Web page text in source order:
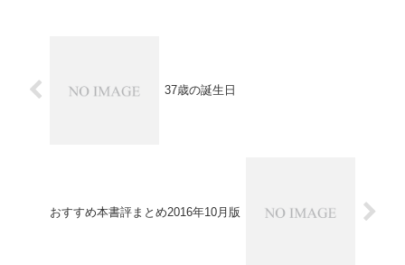
37歳の誕生日
おすすめ本書評まとめ2016年10月版